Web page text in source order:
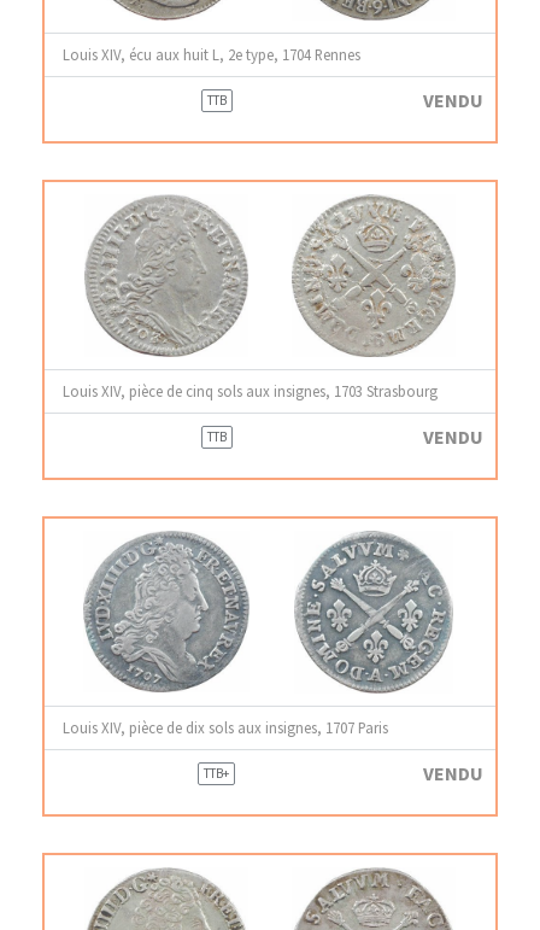
Louis XIV, écu aux huit L, 2e type, 1704 Rennes
TTB VENDU
Louis XIV, pièce de cinq sols aux insignes, 1703 Strasbourg
TTB VENDU
Louis XIV, pièce de dix sols aux insignes, 1707 Paris
TTB+ VENDU